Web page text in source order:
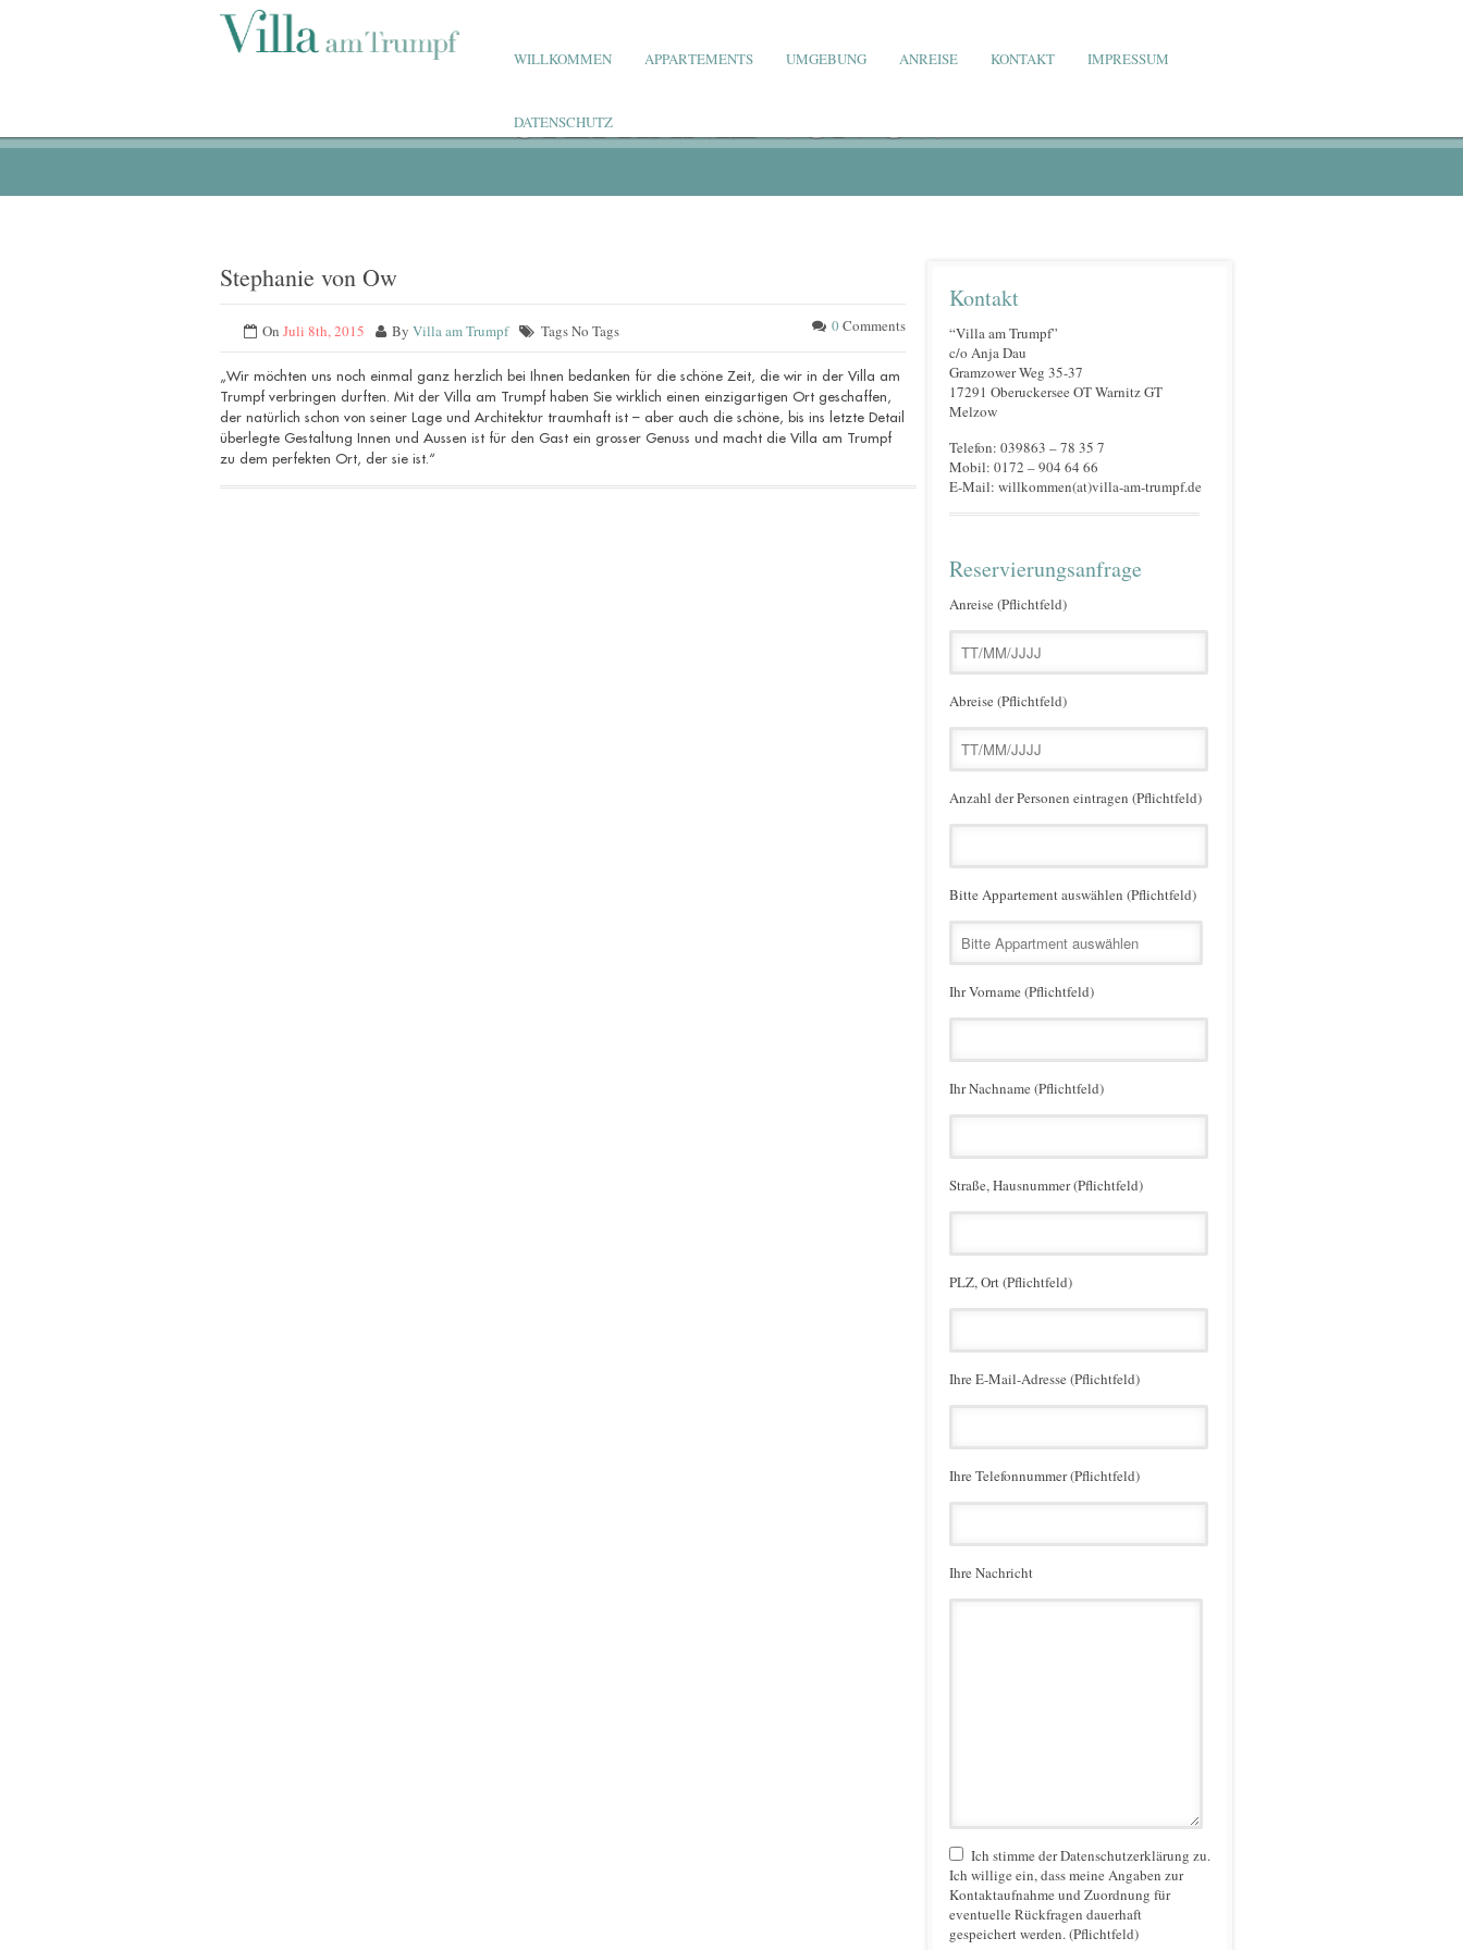
WILLKOMMEN APPARTEMENTS UMGEBUNG ANREISE KONTAKT IMPRESSUM
DATENSCHUTZ
STEPHANIE VON OW
Stephanie von Ow
OnJuli 8th, 2015 ByVilla am Trumpf Tags No Tags 0Comments
„Wir möchten uns noch einmal ganz herzlich bei Ihnen bedanken für die schöne Zeit, die wir in der Villa am
Trumpf verbringen durften. Mit der Villa am Trumpf haben Sie wirklich einen einzigartigen Ort geschaffen,
der natürlich schon von seiner Lage und Architektur traumhaft ist – aber auch die schöne, bis ins letzte Detail
überlegte Gestaltung Innen und Aussen ist für den Gast ein grosser Genuss und macht die Villa am Trumpf
zu dem perfekten Ort, der sie ist.“
Kontakt
“Villa am Trumpf”
c/o Anja Dau
Gramzower Weg 35-37
17291 Oberuckersee OT Warnitz GT
Melzow
Telefon: 039863 – 78 35 7
Mobil: 0172 – 904 64 66
E-Mail: willkommen(at)villa-am-trumpf.de
Reservierungsanfrage
Anreise (Pflichtfeld)
Abreise (Pflichtfeld)
Anzahl der Personen eintragen (Pflichtfeld)
Bitte Appartement auswählen (Pflichtfeld)
Ihr Vorname (Pflichtfeld)
Ihr Nachname (Pflichtfeld)
Straße, Hausnummer (Pflichtfeld)
PLZ, Ort (Pflichtfeld)
Ihre E-Mail-Adresse (Pflichtfeld)
Ihre Telefonnummer (Pflichtfeld)
Ihre Nachricht
Ich stimme der Datenschutzerklärung zu.
Ich willige ein, dass meine Angaben zur
Kontaktaufnahme und Zuordnung für
eventuelle Rückfragen dauerhaft
gespeichert werden. (Pflichtfeld)